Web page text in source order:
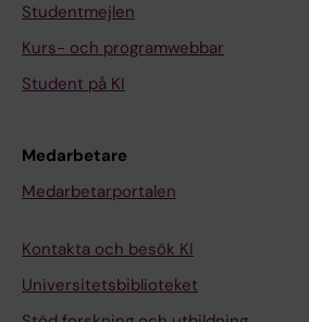
Studentmejlen
Kurs- och programwebbar
Student på KI
Medarbetare
Medarbetarportalen
Kontakta och besök KI
Universitetsbiblioteket